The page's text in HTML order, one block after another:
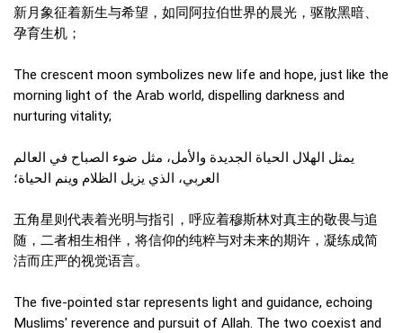
新月象征着新生与希望，如同阿拉伯世界的晨光，驱散黑暗、
孕育生机；
The crescent moon symbolizes new life and hope, just like the
morning light of the Arab world, dispelling darkness and
nurturing vitality;
يمثل الهلال الحياة الجديدة والأمل، مثل ضوء الصباح في العالم
العربي، الذي يزيل الظلام وينم الحياة؛
五角星则代表着光明与指引，呼应着穆斯林对真主的敬畏与追
随，二者相生相伴，将信仰的纯粹与对未来的期许，凝练成简
洁而庄严的视觉语言。
The five-pointed star represents light and guidance, echoing
Muslims' reverence and pursuit of Allah. The two coexist and